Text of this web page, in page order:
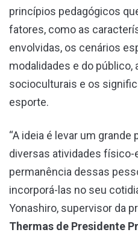
princípios pedagógicos
fatores, como as
envolvidas, os cenários
modalidades e do
socioculturais e os
esporte.
“A ideia é levar um
diversas atividades físico-
permanência dessas
incorporá-las no seu
Yonashiro, supervisor da
Thermas de Presidente